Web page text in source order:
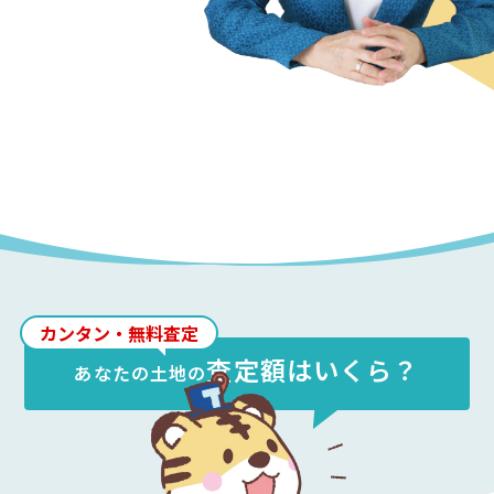
カンタン・無料査定
あなたの土地の査定額はいくら？